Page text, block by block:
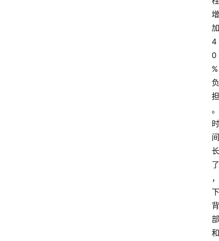
增
加
4
0
%
负
担
。
时
间
长
了
，
下
背
部
和